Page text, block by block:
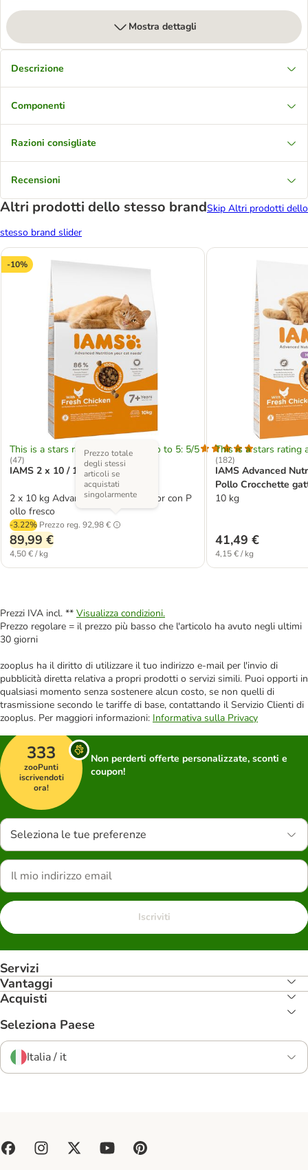
Mostra dettagli
Descrizione
Componenti
Razioni consigliate
Recensioni
Altri prodotti dello stesso brandSkip Altri prodotti dello
stesso brand slider
-10%
This is a stars rating area from zero to 5: 5/5
(47)
IAMS 2 x 10 / 15 kg
2 x 10 kg Advanced Nutrition Senior con P
ollo fresco
-3.22% Prezzo reg. 92,98 €
Prezzo totale
degli stessi
articoli se
acquistati
singolarmente
89,99 €
4,50 € / kg
This is a stars rating
(182)
IAMS Advanced
Pollo Crocchette
10 kg
41,49 €
4,15 € / kg
Prezzi IVA incl. ** Visualizza condizioni.
Prezzo regolare = il prezzo più basso che l'articolo ha avuto negli ultimi
30 giorni
zooplus ha il diritto di utilizzare il tuo indirizzo e-mail per l'invio di
pubblicità diretta relativa a propri prodotti o servizi simili. Puoi opporti in
qualsiasi momento senza sostenere alcun costo, se non quelli di
trasmissione secondo le tariffe di base, contattando il Servizio Clienti di
zooplus. Per maggiori informazioni: Informativa sulla Privacy
333
zooPunti
iscrivendoti
ora!
Non perderti offerte personalizzate, sconti e
coupon!
Seleziona le tue preferenze
Iscriviti
Servizi
Vantaggi
Acquisti
Seleziona Paese
Italia / it